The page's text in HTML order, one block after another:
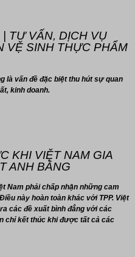
TƯ VẤN, DỊCH VỤ
VỆ SINH THỰC PHẨM
là vấn đề đặc biệt thu hút sự quan
kinh doanh.
KHI VIỆT NAM GIA
ANH BẰNG
Nam phải chấp nhận những cam
này hoàn toàn khác với TPP. Việt
các đề xuất bình đẳng với các
chỉ kết thúc khi được tất cả các